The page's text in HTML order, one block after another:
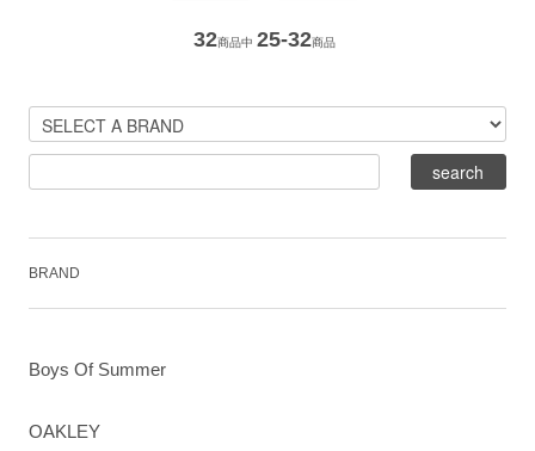
32商品中 25-32商品
BRAND
Boys Of Summer
OAKLEY